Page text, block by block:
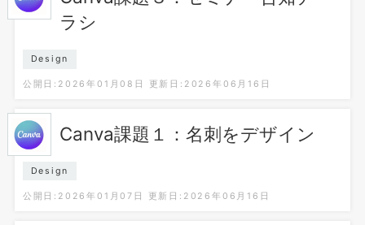
ラシ
Design
公開日:2026年01月08日 更新日:2026年06月16日
Canva課題１：名刺をデザイン
Design
公開日:2026年01月07日 更新日:2026年06月16日